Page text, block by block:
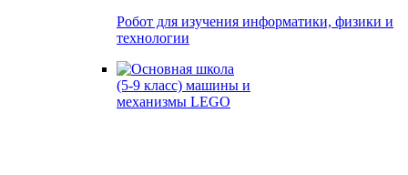
Робот для изучения информатики, физики и
технологии